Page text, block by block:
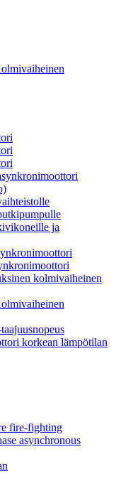
ja
kolmivaiheinen
korkean lämpötilan